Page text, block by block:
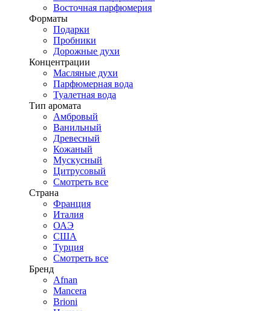
Восточная парфюмерия
Форматы
Подарки
Пробники
Дорожные духи
Концентрации
Масляные духи
Парфюмерная вода
Туалетная вода
Тип аромата
Амбровый
Ванильный
Древесный
Кожаный
Мускусный
Цитрусовый
Смотреть все
Страна
Франция
Италия
ОАЭ
США
Турция
Смотреть все
Бренд
Afnan
Mancera
Brioni